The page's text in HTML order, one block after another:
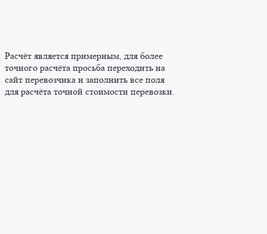
Расчёт является примерным, для более
точного расчёта просьба переходить на
сайт перевозчика и заполнить все поля
для расчёта точной стоимости перевозки.